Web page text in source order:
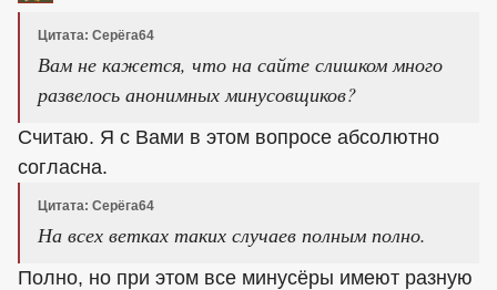
Цитата: Серёга64
Вам не кажется, что на сайте слишком много
развелось анонимных минусовщиков?
Считаю. Я с Вами в этом вопросе абсолютно
согласна.
Цитата: Серёга64
На всех ветках таких случаев полным полно.
Полно, но при этом все минусёры имеют разную